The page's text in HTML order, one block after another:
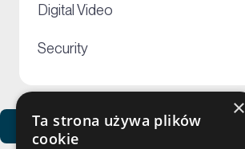
Digital Video
Security
Zobacz usługi Netceed
×
Ta strona używa plików
cookie